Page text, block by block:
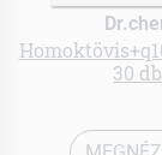
30 db